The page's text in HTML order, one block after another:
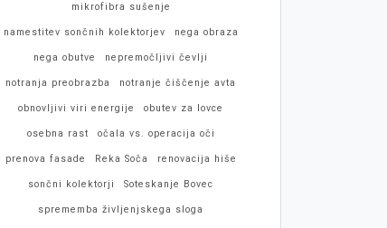
mikrofibra sušenje
namestitev sončnih kolektorjev nega obraza
nega obutve nepremočljivi čevlji
notranja preobrazba notranje čiščenje avta
obnovljivi viri energije obutev za lovce
osebna rast očala vs. operacija oči
prenova fasade Reka Soča renovacija hiše
sončni kolektorji Soteskanje Bovec
sprememba življenjskega sloga